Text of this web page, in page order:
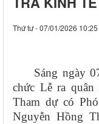
Thứ tư - 07/01/2026 10:25
Sáng ngày
chức Lễ ra
Tham dự có
Nguyễn Hồng